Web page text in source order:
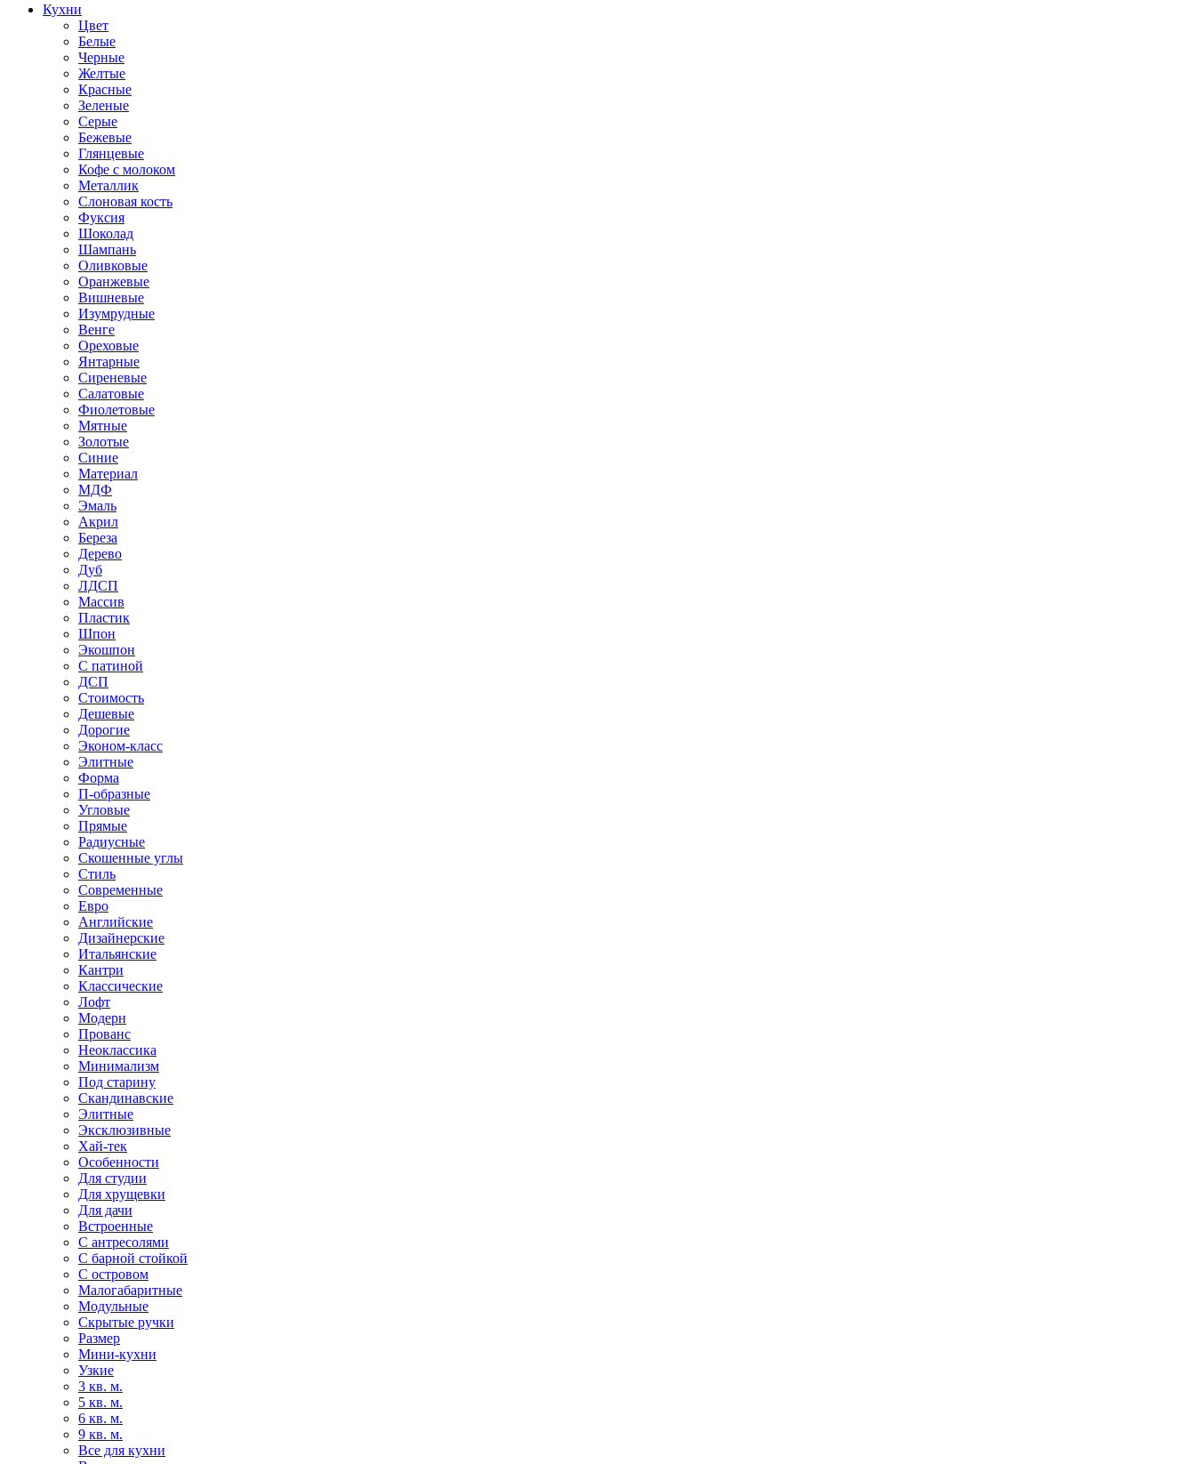
Кухни
Цвет
Белые
Черные
Желтые
Красные
Зеленые
Серые
Бежевые
Глянцевые
Кофе с молоком
Металлик
Слоновая кость
Фуксия
Шоколад
Шампань
Оливковые
Оранжевые
Вишневые
Изумрудные
Венге
Ореховые
Янтарные
Сиреневые
Салатовые
Фиолетовые
Мятные
Золотые
Синие
Материал
МДФ
Эмаль
Акрил
Береза
Дерево
Дуб
ЛДСП
Массив
Пластик
Шпон
Экошпон
С патиной
ДСП
Стоимость
Дешевые
Дорогие
Эконом-класс
Элитные
Форма
П-образные
Угловые
Прямые
Радиусные
Скошенные углы
Стиль
Современные
Евро
Английские
Дизайнерские
Итальянские
Кантри
Классические
Лофт
Модерн
Прованс
Неоклассика
Минимализм
Под старину
Скандинавские
Элитные
Эксклюзивные
Хай-тек
Особенности
Для студии
Для хрущевки
Для дачи
Встроенные
С антресолями
С барной стойкой
С островом
Малогабаритные
Модульные
Скрытые ручки
Размер
Мини-кухни
Узкие
3 кв. м.
5 кв. м.
6 кв. м.
9 кв. м.
Все для кухни